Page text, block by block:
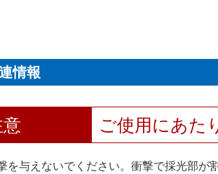
情報
ご使用にあた
与えないでください。衝撃で採光部が